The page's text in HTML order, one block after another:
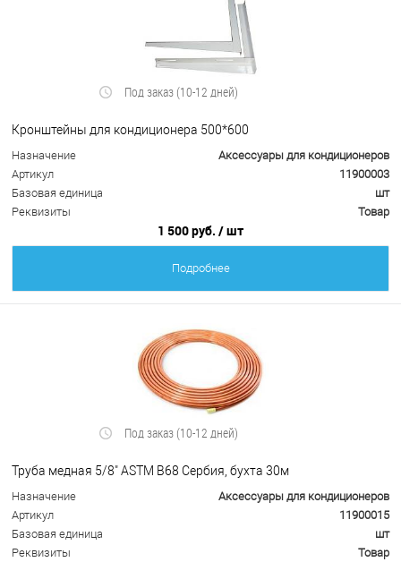
Под заказ (10-12 дней)
Кронштейны для кондиционера 500*600
Назначение
Аксессуары для кондиционеров
Артикул
11900003
Базовая единица
шт
Реквизиты
Товар
1 500 руб. / шт
Подробнее
Под заказ (10-12 дней)
Труба медная 5/8" ASTM B68 Сербия, бухта 30м
Назначение
Аксессуары для кондиционеров
Артикул
11900015
Базовая единица
шт
Реквизиты
Товар